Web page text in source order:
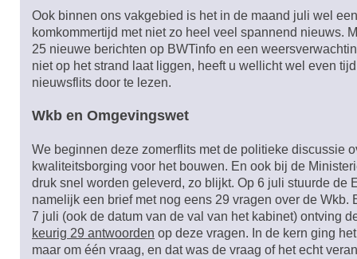
Ook binnen ons vakgebied is het in de maand juli wel
komkommertijd met niet zo heel veel spannend nieuws.
25 nieuwe berichten op BWTinfo en een
niet op het strand laat liggen, heeft u wellicht wel even
nieuwsflits door te lezen.
Wkb en Omgevingswet
We beginnen deze zomerflits met de politieke discussie
kwaliteitsborging voor het bouwen. En ook bij de
druk snel worden geleverd, zo blijkt. Op 6 juli stuurde de
namelijk een brief met nog eens 29 vragen over de Wkb.
7 juli (ook de datum van de val van het kabinet) ontving
keurig 29 antwoorden op deze vragen. In de kern ging
maar om één vraag, en dat was de vraag of het echt